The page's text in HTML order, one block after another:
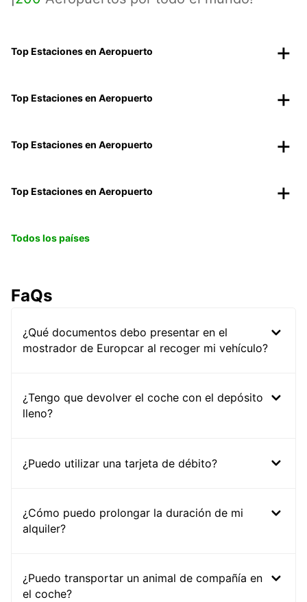
Top Estaciones en Aeropuerto
Top Estaciones en Aeropuerto
Top Estaciones en Aeropuerto
Top Estaciones en Aeropuerto
Todos los países
FaQs
¿Qué documentos debo presentar en el
mostrador de Europcar al recoger mi vehículo?
¿Tengo que devolver el coche con el depósito
lleno?
¿Puedo utilizar una tarjeta de débito?
¿Cómo puedo prolongar la duración de mi
alquiler?
¿Puedo transportar un animal de compañía en
el coche?